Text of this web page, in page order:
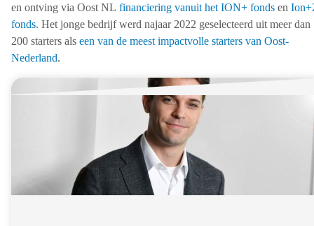
en ontving via Oost NL financiering vanuit het ION+ fonds en
fonds. Het jonge bedrijf werd najaar 2022 geselecteerd uit meer dan
200 starters als een van de meest impactvolle starters van Oost-
Nederland.